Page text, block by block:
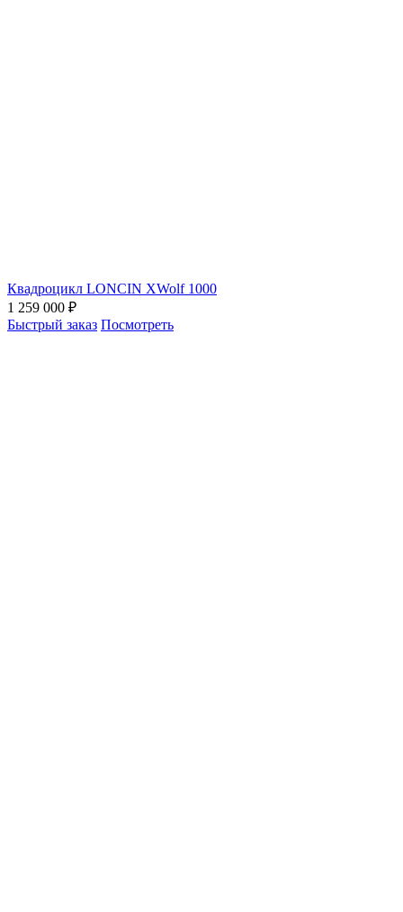
Квадроцикл LONCIN XWolf 1000
1 259 000 ₽
Быстрый заказ Посмотреть